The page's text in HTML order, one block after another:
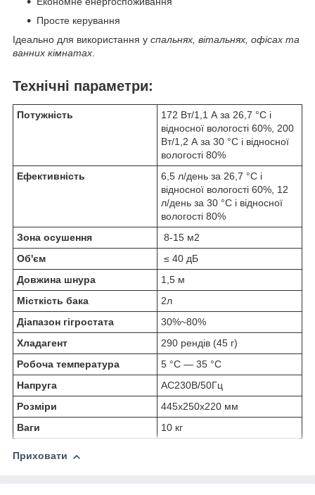
Просте керування
Ідеально для використання у спальнях, вітальнях, офісах та
ванних кімнатах
Технічні параметри:
Потужність
172 Вт/1,1 А за 26,7 °C і
відносної вологості 60%, 200
Вт/1,2 А за 30 °C і відносної
вологості 80%
Ефективність
6,5 л/день за 26,7 °C і
відносної вологості 60%, 12
л/день за 30 °C і відносної
вологості 80%
Зона осушення
8-15 м2
Об'єм
≤ 40 дБ
Довжина шнура
1,5 м
Місткість бака
2л
Діапазон гігростата
30%~80%
Хладагент
290 рендів (45 г)
Робоча температура
5 °C — 35 °C
Напруга
AC230В/50Гц
Розміри
445x250x220 мм
Ваги
10 кг
Приховати